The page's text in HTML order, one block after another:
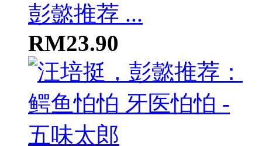
彭懿推荐 ...
RM23.90